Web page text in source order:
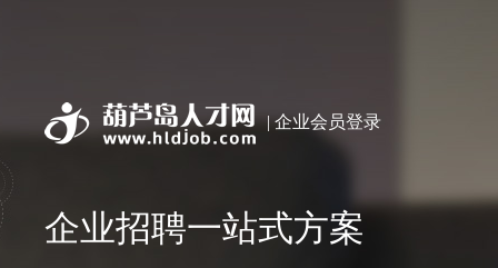
| 企业会员登录
企业招聘一站式方案